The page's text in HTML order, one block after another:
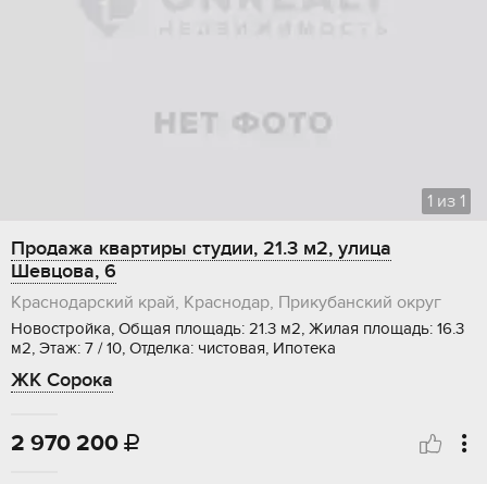
1 из 1
Продажа квартиры студии, 21.3 м2, улица
Шевцова, 6
Краснодарский край, Краснодар, Прикубанский округ
Новостройка, Общая площадь: 21.3 м2, Жилая площадь: 16.3
м2, Этаж: 7 / 10, Отделка: чистовая, Ипотека
ЖК Сорока
2 970 200 